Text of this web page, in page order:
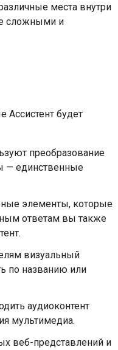
места внутри
сложными и
Ассистент будет
преобразование
— единственные
элементы, которые
ответам вы также
визуальный
по названию или
аудиоконтент
мультимедиа.
веб-представлений и